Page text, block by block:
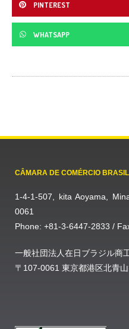
PINTEREST
WHATSAPP
CÂMARA DE COMÉRCIO
1-4-1-507, kita Aoyama,
0061
Phone: +81-3-6447-2833 /
一般社団法人在日ブラジル商
〒107-0061 東京都港区北青